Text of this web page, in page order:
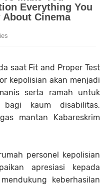
saat Fit and Proper Test
kepolisian akan menjadi
serta ramah untuk
kaum disabilitas,
mantan Kabareskrim
personel kepolisian
apresiasi kepada
keberhasilan